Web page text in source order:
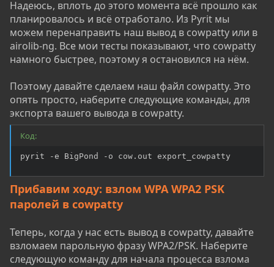
Надеюсь, вплоть до этого момента всё прошло как
планировалось и всё отработало. Из Pyrit мы
можем перенаправить наш вывод в cowpatty или в
airolib-ng. Все мои тесты показывают, что cowpatty
намного быстрее, поэтому я остановился на нём.
Поэтому давайте сделаем наш файл cowpatty. Это
опять просто, наберите следующие команды, для
экспорта вашего вывода в cowpatty.
Код:
pyrit -e BigPond -o cow.out export_cowpatty
Прибавим ходу: взлом WPA WPA2 PSK
паролей в cowpatty
Теперь, когда у нас есть вывод в cowpatty, давайте
взломаем парольную фразу WPA2/PSK. Наберите
следующую команду для начала процесса взлома